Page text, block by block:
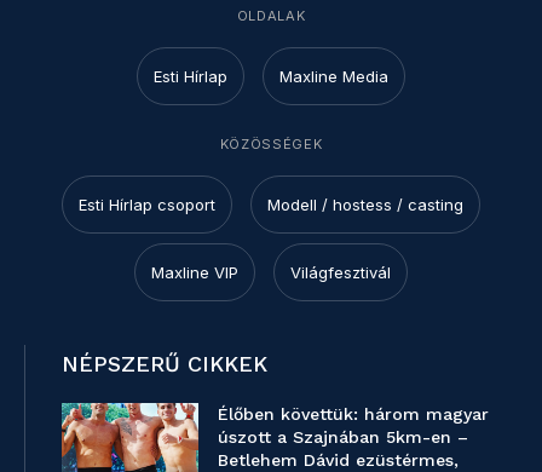
OLDALAK
Esti Hírlap Maxline Media
KÖZÖSSÉGEK
Esti Hírlap csoport Modell / hostess / casting
Maxline VIP Világfesztivál
NÉPSZERŰ CIKKEK
Élőben követtük: három magyar
úszott a Szajnában 5km-en –
Betlehem Dávid ezüstérmes,